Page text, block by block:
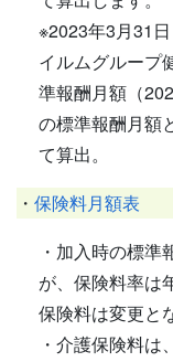
※2023年3月31
イルムグループ
準報酬月額（
の標準報酬月額
て算出。
・ 保険料月額表
・加入時の標
が、保険料率は
保険料は変更と
・介護保険料